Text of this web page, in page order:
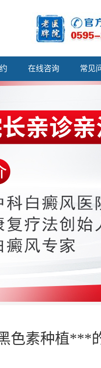
在线咨询 常见
色素种植***